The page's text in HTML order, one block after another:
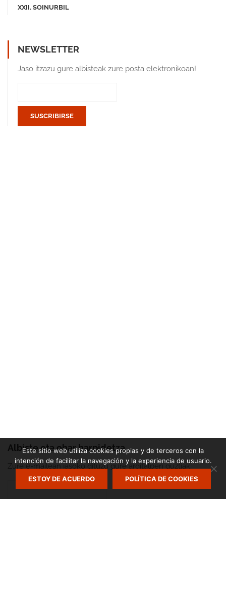
XXII. SOINURBIL
NEWSLETTER
Jaso itzazu gure albisteak zure posta elektronikoan!
Albiste eta ohar harpidetza
Zure e-mailean jasoko dituzu gure argitalpen guztiak.
Este sitio web utiliza cookies propias y de terceros con la
intención de facilitar la navegación y la experiencia de usuario.
ESTOY DE ACUERDO POLÍTICA DE COOKIES